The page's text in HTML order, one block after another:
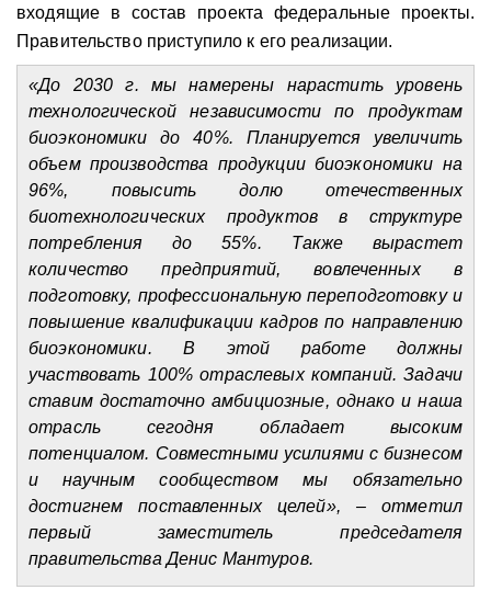
входящие в состав проекта федеральные проекты.
Правительство приступило к его реализации.
«До 2030 г. мы намерены нарастить уровень
технологической независимости по продуктам
биоэкономики до 40%. Планируется увеличить
объем производства продукции биоэкономики на
96%, повысить долю отечественных
биотехнологических продуктов в структуре
потребления до 55%. Также вырастет
количество предприятий, вовлеченных в
подготовку, профессиональную переподготовку и
повышение квалификации кадров по направлению
биоэкономики. В этой работе должны
участвовать 100% отраслевых компаний. Задачи
ставим достаточно амбициозные, однако и наша
отрасль сегодня обладает высоким
потенциалом. Совместными усилиями с бизнесом
и научным сообществом мы обязательно
достигнем поставленных целей», – отметил
первый заместитель председателя
правительства Денис Мантуров.